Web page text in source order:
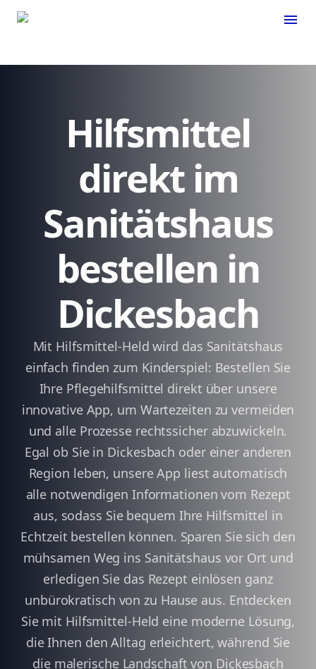
menu
Hilfsmittel
direkt im
Sanitätshaus
bestellen in
Dickesbach
Mit Hilfsmittel-Held wird das Sanitätshaus
einfach finden zum Kinderspiel: Bestellen Sie
Ihre Pflegehilfsmittel direkt über unsere
innovative App, um Wartezeiten zu vermeiden
und alle Prozesse rechtssicher abzuwickeln.
Egal ob Sie in Dickesbach oder einer anderen
Region leben, unsere App liest automatisch
alle notwendigen Informationen vom Rezept
aus, sodass Sie bequem Ihre Hilfsmittel in
Echtzeit bestellen können. Sparen Sie sich den
mühsamen Weg ins Sanitätshaus vor Ort und
erledigen Sie das Rezept einlösen ganz
unbürokratisch von zu Hause aus. Entdecken
Sie mit Hilfsmittel-Held eine moderne Lösung,
die Ihnen den Alltag erleichtert, während Sie
die malerische Landschaft von Dickesbach